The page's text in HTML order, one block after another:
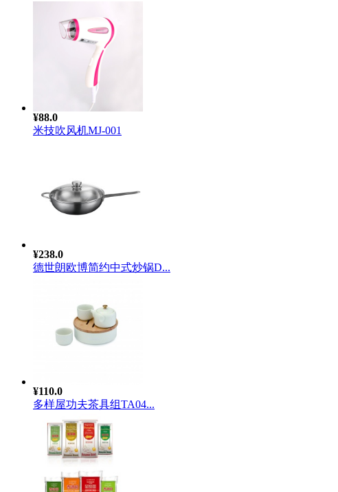
¥88.0
米技吹风机MJ-001
¥238.0
德世朗欧博简约中式炒锅D...
¥110.0
多样屋功夫茶具组TA04...